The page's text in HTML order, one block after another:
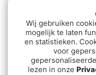
Wij gebruiken
mogelijk te laten
en statistieken.
voor
lezen in onze